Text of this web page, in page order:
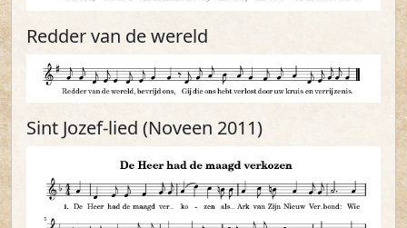
Redder van de wereld
Sint Jozef-lied (Noveen 2011)